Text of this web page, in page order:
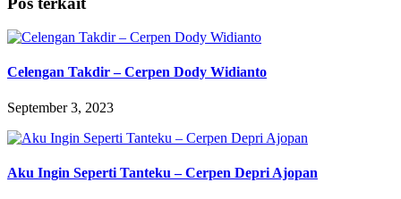
Celengan Takdir – Cerpen Dody Widianto
September 3, 2023
Aku Ingin Seperti Tanteku – Cerpen Depri Ajopan